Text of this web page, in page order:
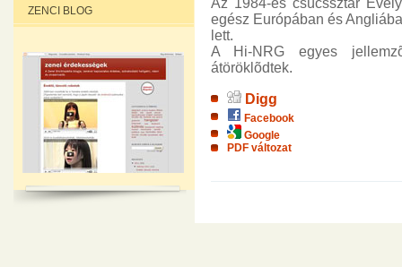
ZENCI BLOG
Az 1984-es csúcssztár
egész Európában és
lett.
A Hi-NRG egyes
átöröklõdtek.
Digg
Facebook
Google
PDF változat